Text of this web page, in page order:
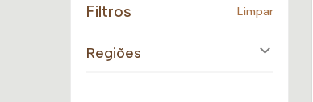
Filtros Limpar
Regiões